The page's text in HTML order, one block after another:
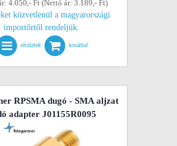
4.050,- Ft (Nettó ár: 3.189,- Ft)
közvetlenül a magyarországi
importőrtől rendeljük.
részletek kosárba!
RPSMA dugó - SMA aljzat
adapter J01155R0095